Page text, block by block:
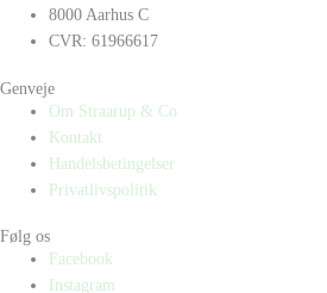
8000 Aarhus C
CVR: 61966617
Genveje
Om Straarup & Co
Kontakt
Handelsbetingelser
Privatlivspolitik
Følg os
Facebook
Instagram